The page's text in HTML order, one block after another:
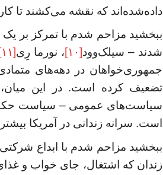
داده‌شده‌اند که نقشه می‌کشند تا
ببخشید مزاحم شدم با تمرکز بر یک
شدند – سیلک‌وود[۱۰] ، نورما رِی[۱۱]
جمهوری‌خواهان در دهه‌های
تضعیف کرده است. در این
سیاست‌های عمومی – سیاست
است. سرانه زندانی در آمریکا
ببخشید مزاحم شدم با ابداع
زندان که اشتغال، جای خواب و